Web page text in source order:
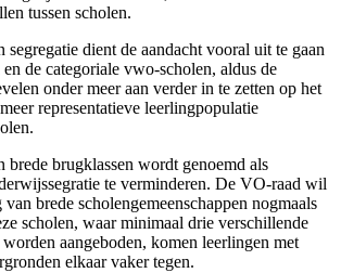
tussen scholen.
segregatie dient de aandacht vooral uit te gaan
en de categoriale vwo-scholen, aldus de
onder meer aan verder in te zetten op het
representatieve leerlingpopulatie
brede brugklassen wordt genoemd als
te verminderen. De VO-raad wil
van brede scholengemeenschappen nogmaals
scholen, waar minimaal drie verschillende
aangeboden, komen leerlingen met
elkaar vaker tegen.